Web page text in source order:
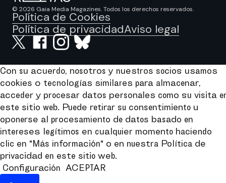
© 2026 Gaia Media Magazines. Todos los derechos reservados.
Política de Cookies
Política de privacidadAviso legal
Con su acuerdo, nosotros y nuestros socios usamos
cookies o tecnologías similares para almacenar,
acceder y procesar datos personales como su visita
este sitio web. Puede retirar su consentimiento u
oponerse al procesamiento de datos basado en
intereses legítimos en cualquier momento haciendo
clic en "Más información" o en nuestra Política de
privacidad en este sitio web.
Configuración
ACEPTAR